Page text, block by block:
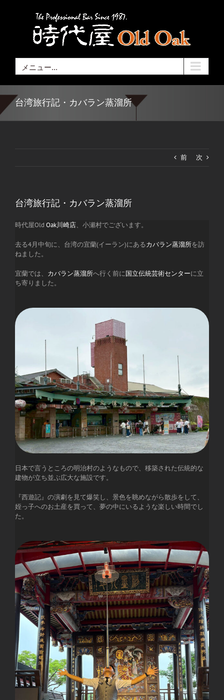
メニュー...
台湾旅行記・カバラン蒸溜所
前 次
台湾旅行記・カバラン蒸溜所
時代屋Old Oak川崎店、小瀬村でございます。
去る4月中旬に、台湾の宜蘭(イーラン)にあるカバラン蒸溜所を訪
ねました。
宜蘭では、 カバラン蒸溜所へ行く前に国立伝統芸術センターに立
ち寄りました。
日本で言うところの明治村のようなもので、移築された伝統的な
建物が立ち並ぶ広大な施設です。
『西遊記』の演劇を見て爆笑し、景色を眺めながら散歩をして、
姪っ子へのお土産を買って、夢の中にいるような楽しい時間でし
た。